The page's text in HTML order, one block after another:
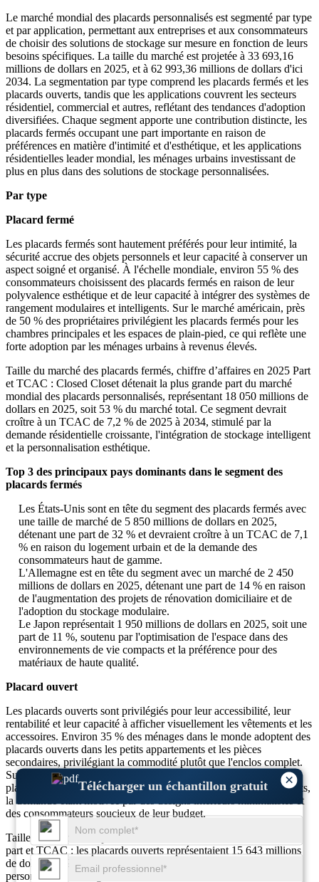
×
Télécharger un échantillon gratuit
Le marché mondial des placards personnalisés est segmenté par type
et par application, permettant aux entreprises et aux consommateurs
de choisir des solutions de stockage sur mesure en fonction de leurs
besoins spécifiques. La taille du marché est projetée à 33 693,16
millions de dollars en 2025, et à 62 993,36 millions de dollars d'ici
2034. La segmentation par type comprend les placards fermés et les
placards ouverts, tandis que les applications couvrent les secteurs
résidentiel, commercial et autres, reflétant des tendances d'adoption
diversifiées. Chaque segment apporte une contribution distincte, les
placards fermés occupant une part importante en raison de
préférences en matière d'intimité et d'esthétique, et les applications
résidentielles leader mondial, les ménages urbains investissant de
plus en plus dans des solutions de stockage personnalisées.
Par type
Placard fermé
Les placards fermés sont hautement préférés pour leur intimité, la
sécurité accrue des objets personnels et leur capacité à conserver un
aspect soigné et organisé. À l'échelle mondiale, environ 55 % des
consommateurs choisissent des placards fermés en raison de leur
polyvalence esthétique et de leur capacité à intégrer des systèmes de
rangement modulaires et intelligents. Sur le marché américain, près
de 50 % des propriétaires privilégient les placards fermés pour les
chambres principales et les espaces de plain-pied, ce qui reflète une
forte adoption par les ménages urbains à revenus élevés.
Taille du marché des placards fermés, chiffre d’affaires en 2025 Part
et TCAC : Closed Closet détenait la plus grande part du marché
mondial des placards personnalisés, représentant 18 050 millions de
dollars en 2025, soit 53 % du marché total. Ce segment devrait
croître à un TCAC de 7,2 % de 2025 à 2034, stimulé par la
demande résidentielle croissante, l'intégration de stockage intelligent
et la personnalisation esthétique.
Top 3 des principaux pays dominants dans le segment des
placards fermés
Les États-Unis sont en tête du segment des placards fermés avec
une taille de marché de 5 850 millions de dollars en 2025,
détenant une part de 32 % et devraient croître à un TCAC de 7,1
% en raison du logement urbain et de la demande des
consommateurs haut de gamme.
L'Allemagne est en tête du segment avec un marché de 2 450
millions de dollars en 2025, détenant une part de 14 % en raison
de l'augmentation des projets de rénovation domiciliaire et de
l'adoption du stockage modulaire.
Le Japon représentait 1 950 millions de dollars en 2025, soit une
part de 11 %, soutenu par l'optimisation de l'espace dans des
environnements de vie compacts et la préférence pour des
matériaux de haute qualité.
Placard ouvert
Les placards ouverts sont privilégiés pour leur accessibilité, leur
rentabilité et leur capacité à afficher visuellement les vêtements et les
accessoires. Environ 35 % des ménages dans le monde adoptent des
placards ouverts dans les petits appartements et les pièces
secondaires, privilégiant la commodité plutôt que l'enclos complet.
Sur le marché américain, près de 30 % des foyers installent des
placards ouverts dans les chambres d'amis et les chambres d'enfants,
la demande étant motivée par des designs intérieurs minimalistes et
des consommateurs soucieux de leur budget.
Taille du marché des placards ouverts, chiffre d’affaires en 2025,
part et TCAC : les placards ouverts représentaient 15 643 millions
de dollars en 2025, soit 47 % du marché mondial des placards
personnalisés. Ce segment devrait croître à un TCAC de 7,2 % au